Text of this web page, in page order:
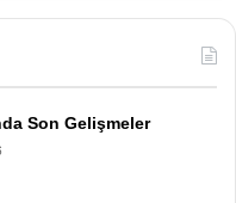
Son Gelişmeler